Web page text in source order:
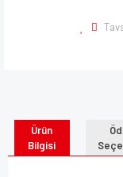
Ürün
Bilgisi